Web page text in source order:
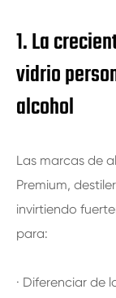
1. La
vidrio
alcohol
Las marcas de
Premium,
invirtiendo
para:
· Diferenciar de